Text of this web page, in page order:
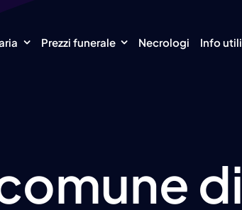
Prezzi funerale Necrologi Info utili
di